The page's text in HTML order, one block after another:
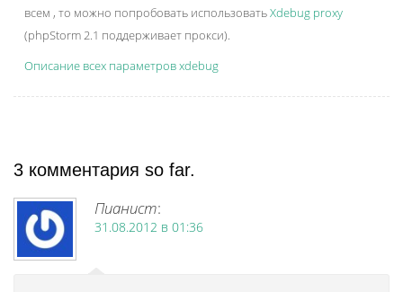
всем , то можно попробовать использоватьXdebug proxy
(phpStorm 2.1 поддерживает прокси).
Описание всех параметров xdebug
3 комментария so far.
Пианист:
31.08.2012 в 01:36